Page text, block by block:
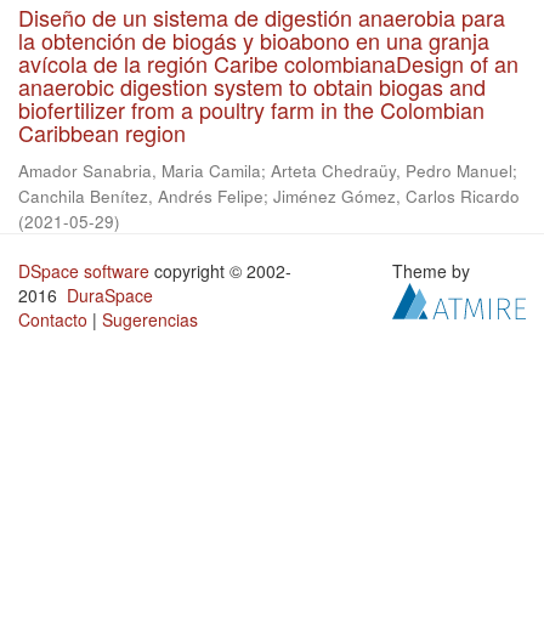
Diseño de un sistema de digestión anaerobia para
la obtención de biogás y bioabono en una granja
avícola de la región Caribe colombianaDesign of an
anaerobic digestion system to obtain biogas and
biofertilizer from a poultry farm in the Colombian
Caribbean region
Amador Sanabria, Maria Camila; Arteta Chedraüy, Pedro Manuel;
Canchila Benítez, Andrés Felipe; Jiménez Gómez, Carlos Ricardo
(2021-05-29)
DSpace software copyright © 2002-
2016 DuraSpace
Contacto | Sugerencias
Theme by